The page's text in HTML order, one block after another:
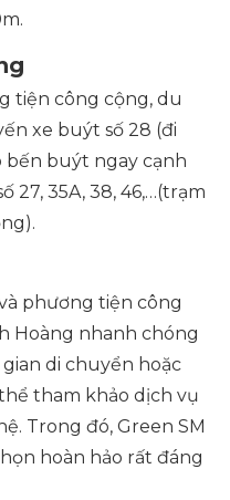
tiện công cộng, du
xe buýt số 28 (đi
bến buýt ngay cạnh
27, 35A, 38, 46,…(trạm
phương tiện công
Hoàng nhanh chóng
di chuyển hoặc
tham khảo dịch vụ
Trong đó, Green SM
hoàn hảo rất đáng